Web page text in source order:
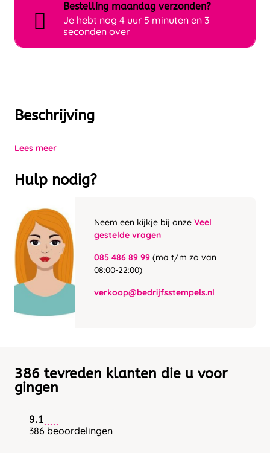
Beschrijving
Lees meer
Hulp nodig?
Neem een kijkje bij onze Veel
gestelde vragen
085 486 89 99 (ma t/m zo van
08:00-22:00)
verkoop@bedrijfsstempels.nl
Bestelling maandag verzonden?
Je hebt nog 4 uur 5 minuten en 3
seconden over
386 tevreden klanten die u voor
gingen
9.1
386 beoordelingen